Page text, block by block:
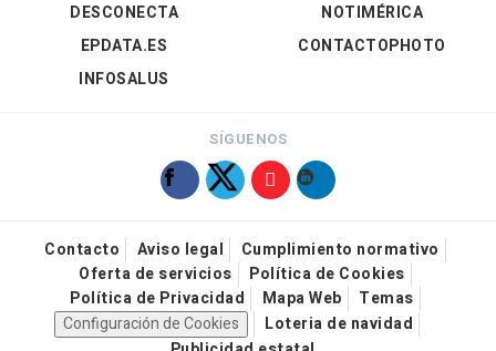
DESCONECTA
EPDATA.ES
INFOSALUS
NOTIMÉRICA
CONTACTOPHOTO
SÍGUENOS
Contacto Aviso legal
Cumplimiento normativo
Oferta de servicios
Política de Cookies
Política de Privacidad
Mapa Web
Temas
Configuración de Cookies
Loteria de navidad